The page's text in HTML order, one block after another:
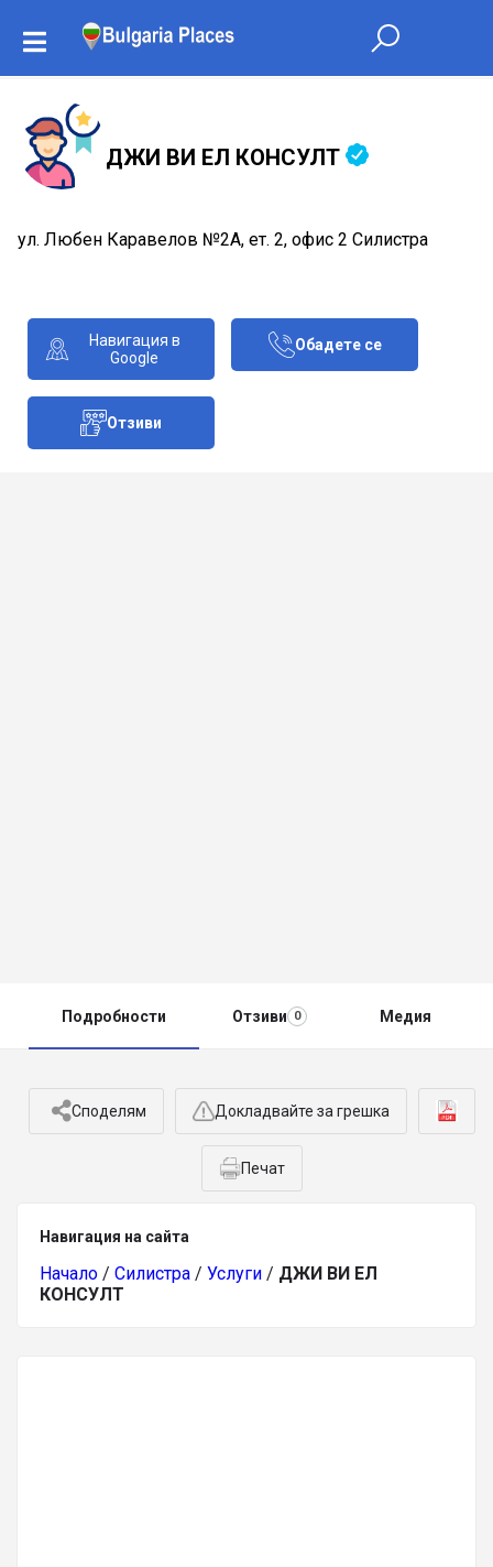
ДЖИ ВИ ЕЛ КОНСУЛТ
ул. Любен Каравелов №2А, ет. 2, офис 2 Силистра
Навигация в
Google
Обадете се
Отзиви
Подробности Отзиви 0 Медия
Споделям Докладвайте за грешка
Печат
Навигация на сайта
Начало / Силистра / Услуги / ДЖИ ВИ ЕЛ
КОНСУЛТ